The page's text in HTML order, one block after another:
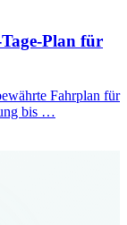
Plan für
Fahrplan für
bis …